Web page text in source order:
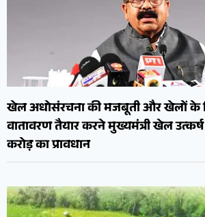
खेल अधोसंरचना की मजबूती और खेलों के
वातावरण तैयार करने मुख्यमंत्री खेल
करोड़ का प्रावधान